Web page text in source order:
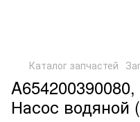
Каталог запчастей
Насос водяной